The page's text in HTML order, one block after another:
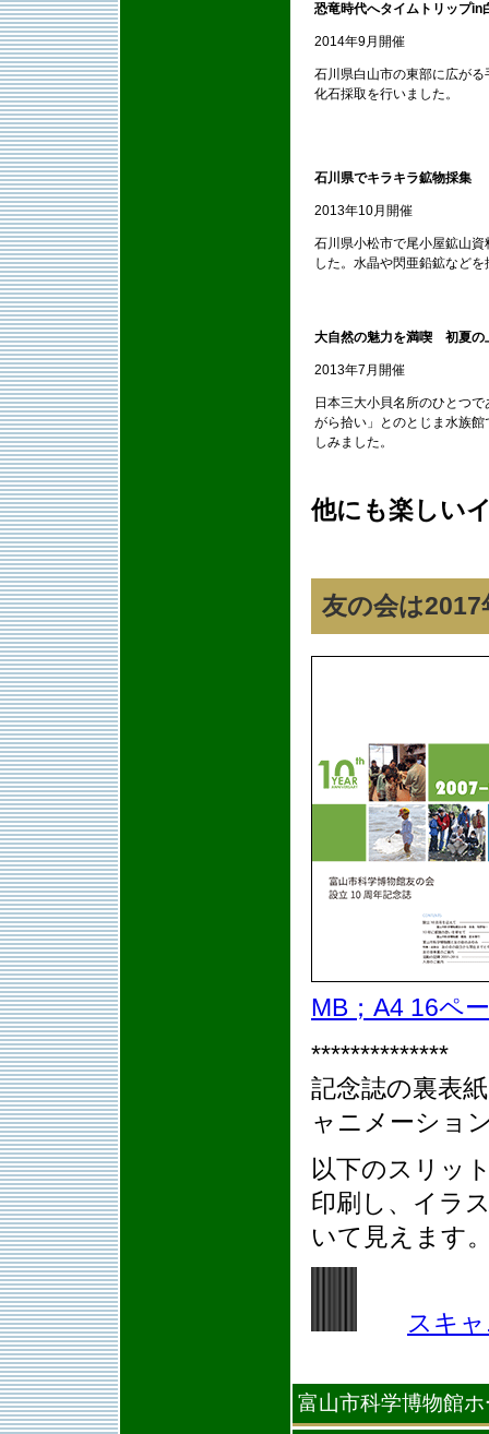
恐竜時代へタイムトリップin
2014年9月開催
石川県白山市の東部に広が
化石採取を行いました。
石川県でキラキラ鉱物採集
2013年10月開催
石川県小松市で尾小屋鉱山
した。水晶や閃亜鉛鉱など
大自然の魅力を満喫 初夏の
2013年7月開催
日本三大小貝名所のひとつ
がら拾い」とのとじま水族
しみました。
他にも楽しい
友の会は
MB；A4 16ペ
**************
記念誌の裏表
ャニメーショ
以下のスリッ
印刷し、イラ
いて見えます
スキ
富山市科学博物館